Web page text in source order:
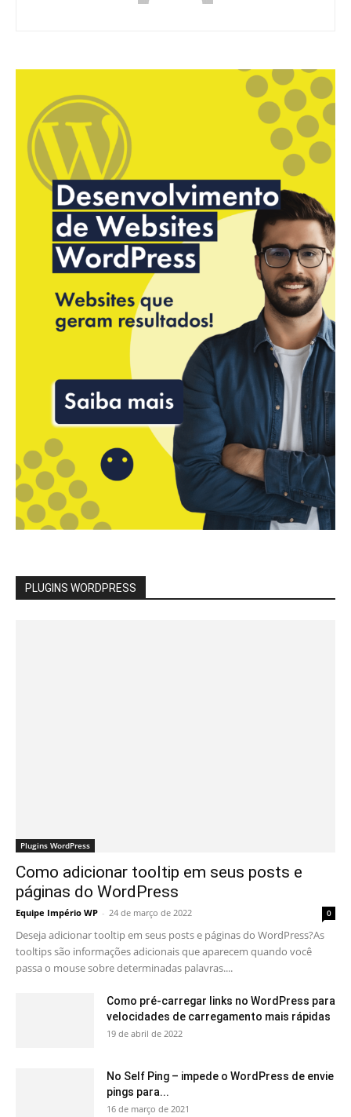
PLUGINS WORDPRESS
Plugins WordPress
Como adicionar tooltip em seus posts e
páginas do WordPress
Equipe Império WP - 24 de março de 2022 0
Deseja adicionar tooltip em seus posts e páginas do WordPress?As
tooltips são informações adicionais que aparecem quando você
passa o mouse sobre determinadas palavras....
Como pré-carregar links no WordPress para
velocidades de carregamento mais rápidas
19 de abril de 2022
No Self Ping – impede o WordPress de envie
pings para...
16 de março de 2021